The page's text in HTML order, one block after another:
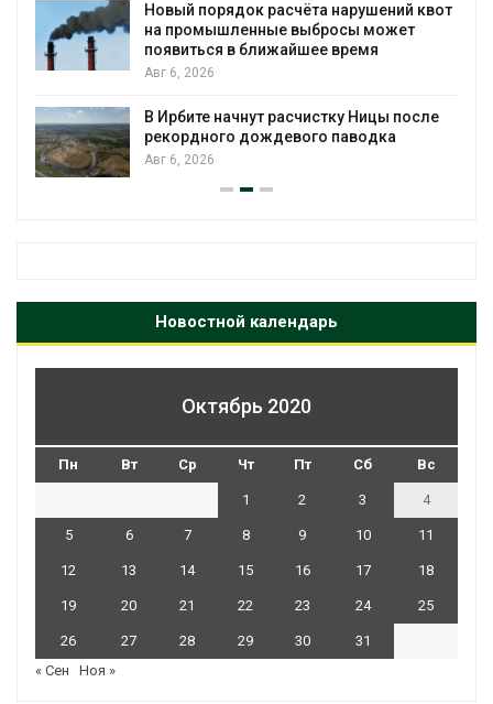
Новый порядок расчёта нарушений квот
на промышленные выбросы может
появиться в ближайшее время
Авг 6, 2026
В Ирбите начнут расчистку Ницы после
рекордного дождевого паводка
Авг 6, 2026
Новостной календарь
Октябрь 2020
Пн Вт Ср Чт Пт Сб Вс
1 2 3 4
5 6 7 8 9 10 11
12 13 14 15 16 17 18
19 20 21 22 23 24 25
26 27 28 29 30
31
« Сен
Ноя »